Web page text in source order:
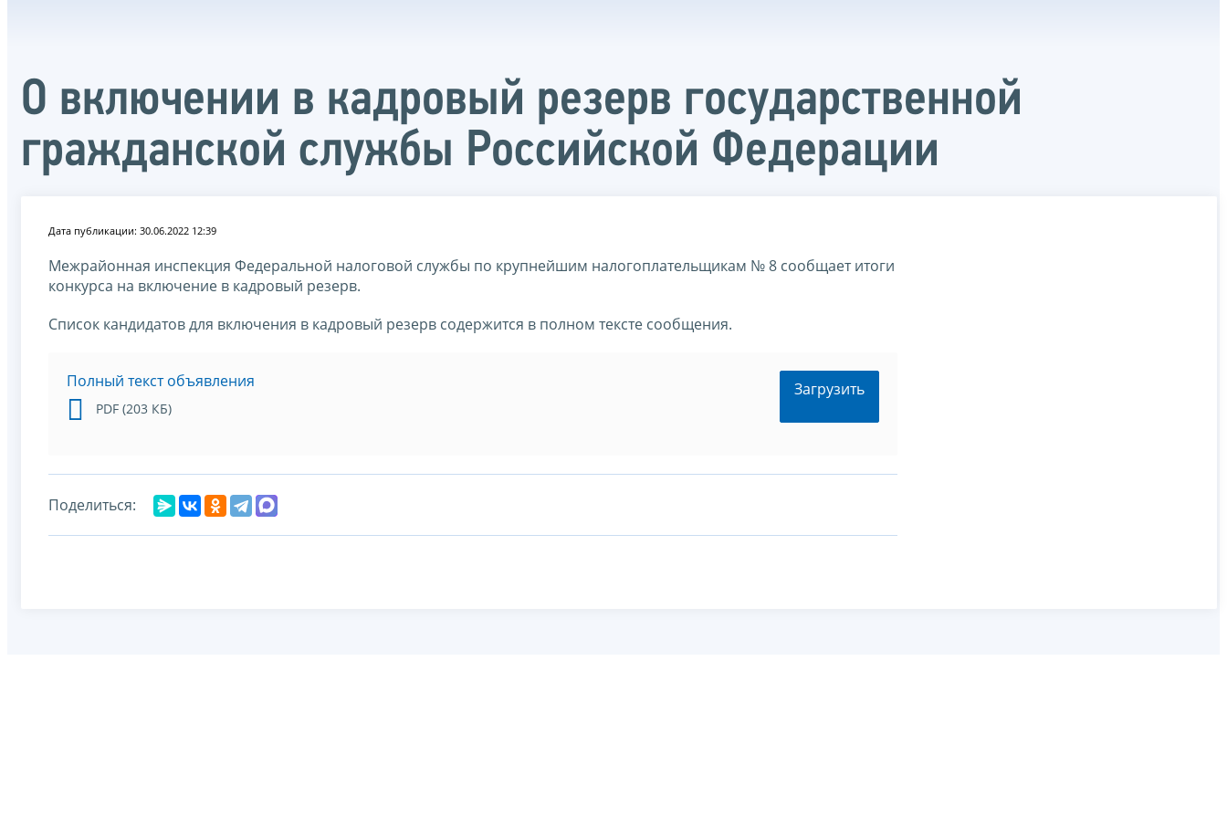
О включении в кадровый резерв государственной
гражданской службы Российской Федерации
Дата публикации: 30.06.2022 12:39
Межрайонная инспекция Федеральной налоговой службы по крупнейшим налогоплательщикам № 8 сообщает итоги
конкурса на включение в кадровый резерв.
Список кандидатов для включения в кадровый резерв содержится в полном тексте сообщения.
Полный текст объявления
PDF (203 КБ)
Загрузить
Поделиться: